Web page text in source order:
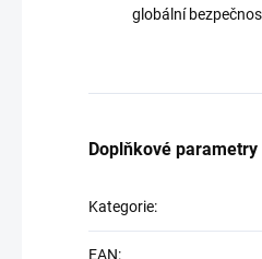
globální
Doplňkové parametry
Kategorie:
EAN: